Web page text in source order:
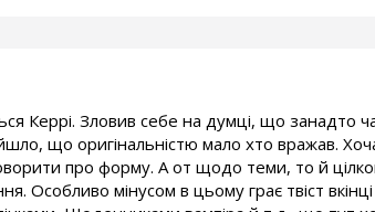
Керрі. Зловив себе на думці, що занадто
що оригінальністю мало хто вражав.
про форму. А от щодо теми, то й
Особливо мінусом в цьому грає твіст